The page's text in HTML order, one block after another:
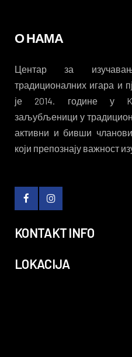
О НАМА
Центар за
традиционалних игара и
је 2014. године у
заљубљеници у
активни и бивши
који препознају важност
KONTAKT INFO
LOKACIJA